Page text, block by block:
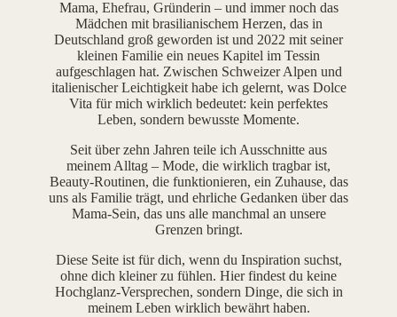
Mama, Ehefrau, Gründerin – und immer noch das
Mädchen mit brasilianischem Herzen, das in
Deutschland groß geworden ist und 2022 mit seiner
kleinen Familie ein neues Kapitel im Tessin
aufgeschlagen hat. Zwischen Schweizer Alpen und
italienischer Leichtigkeit habe ich gelernt, was Dolce
Vita für mich wirklich bedeutet: kein perfektes
Leben, sondern bewusste Momente.
Seit über zehn Jahren teile ich Ausschnitte aus
meinem Alltag – Mode, die wirklich tragbar ist,
Beauty-Routinen, die funktionieren, ein Zuhause, das
uns als Familie trägt, und ehrliche Gedanken über das
Mama-Sein, das uns alle manchmal an unsere
Grenzen bringt.
Diese Seite ist für dich, wenn du Inspiration suchst,
ohne dich kleiner zu fühlen. Hier findest du keine
Hochglanz-Versprechen, sondern Dinge, die sich in
meinem Leben wirklich bewährt haben.